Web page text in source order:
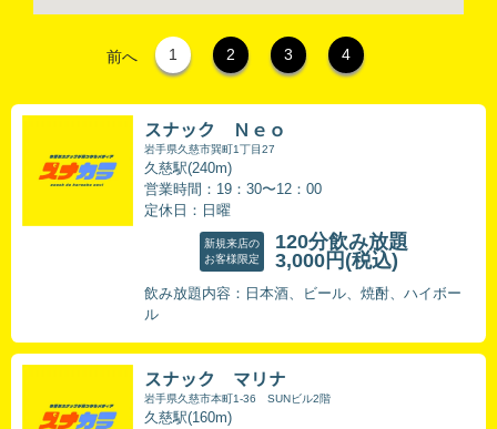
9
前へ 1 2 3 4
スナック Ｎｅｏ
岩手県久慈市巽町1丁目27
久慈駅(240m)
営業時間：19：30〜12：00
定休日：日曜
新規来店の
お客様限定
120分飲み放題
3,000円 (税込)
飲み放題内容：日本酒、ビール、焼酎、ハイボー
ル
スナック マリナ
岩手県久慈市本町1-36 SUNビル2階
久慈駅(160m)